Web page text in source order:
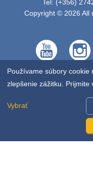
Tel: (+356)
Copyright © 2026 All
Používame súbory cookie
zlepšenie zážitku. Prijmite
Vybrať